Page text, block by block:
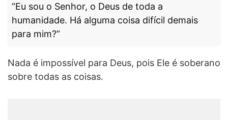
“Eu sou o Senhor, o Deus de toda a
humanidade. Há alguma coisa difícil demais
para mim?”
Nada é impossível para Deus, pois Ele é soberano
sobre todas as coisas.